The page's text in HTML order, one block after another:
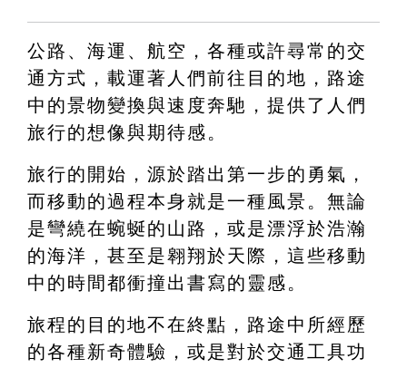
公路、海運、航空，各種或許尋常的交
通方式，載運著人們前往目的地，路途
中的景物變換與速度奔馳，提供了人們
旅行的想像與期待感。
旅行的開始，源於踏出第一步的勇氣，
而移動的過程本身就是一種風景。無論
是彎繞在蜿蜒的山路，或是漂浮於浩瀚
的海洋，甚至是翱翔於天際，這些移動
中的時間都衝撞出書寫的靈感。
旅程的目的地不在終點，路途中所經歷
的各種新奇體驗，或是對於交通工具功